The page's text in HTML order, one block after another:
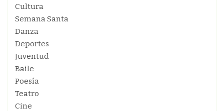
Cultura
Semana Santa
Danza
Deportes
Juventud
Baile
Poesía
Teatro
Cine